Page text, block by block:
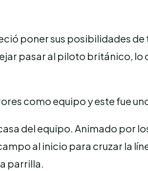
poner sus posibilidades
pasar al piloto británico, lo
como equipo y este fue
del equipo. Animado por
al inicio para cruzar la
parrilla.